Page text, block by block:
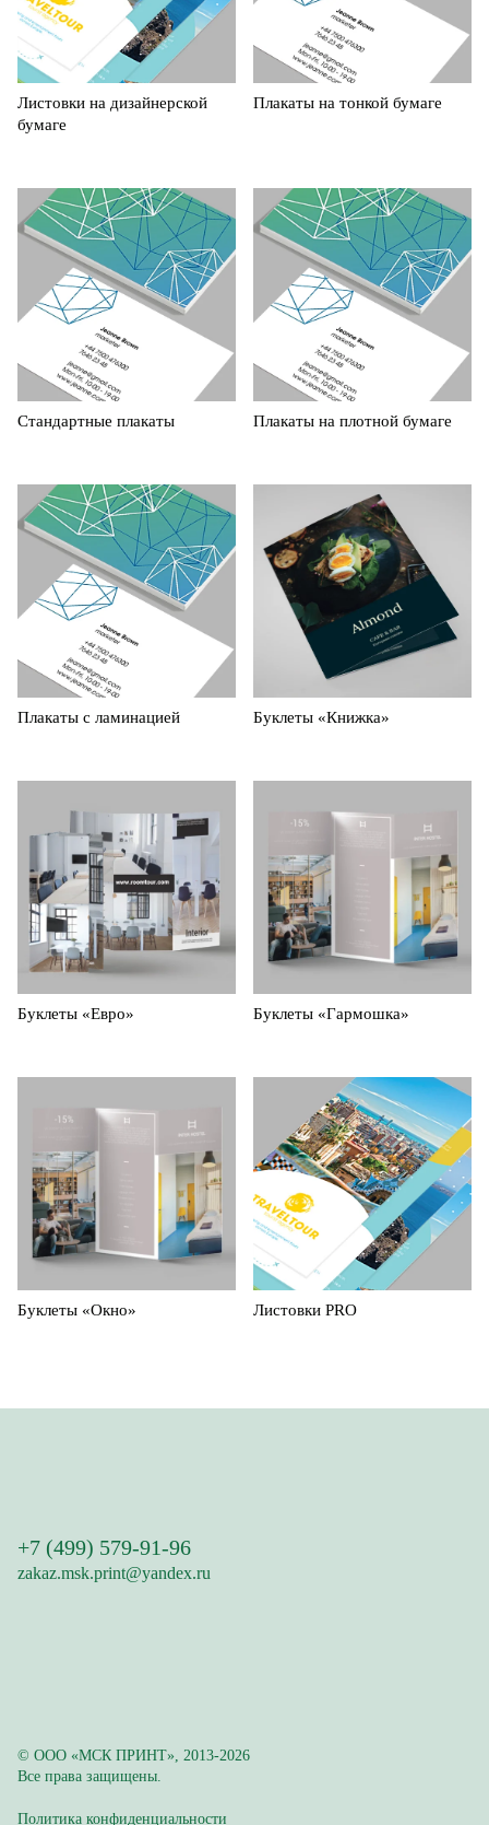
Листовки на дизайнерской
бумаге
Плакаты на тонкой бумаге
Стандартные плакаты Плакаты на плотной бумаге
Плакаты с ламинацией Буклеты «Книжка»
Буклеты «Евро» Буклеты «Гармошка»
Буклеты «Окно» Листовки PRO
+7 (499) 579-91-96
zakaz.msk.print@yandex.ru
© ООО «МСК ПРИНТ», 2013-2026
Все права защищены.
Политика конфиденциальности